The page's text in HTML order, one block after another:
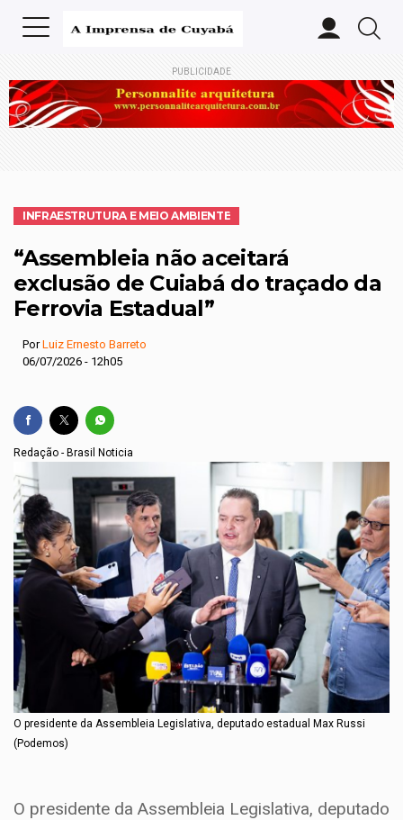
PUBLICIDADE
INFRAESTRUTURA E MEIO AMBIENTE
“Assembleia não aceitará
exclusão de Cuiabá do traçado da
Ferrovia Estadual”
PorLuiz Ernesto Barreto
06/07/2026 - 12h05
Redação - Brasil Noticia
O presidente da Assembleia Legislativa, deputado estadual Max Russi
(Podemos)
O presidente da Assembleia Legislativa, deputado